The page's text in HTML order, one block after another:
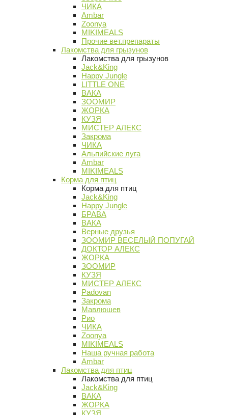
ЧИКА
Ambar
Zoonya
MIKIMEALS
Прочие вет.препараты
Лакомства для грызунов
Лакомства для грызунов
Jack&King
Happy Jungle
LITTLE ONE
ВАКА
ЗООМИР
ЖОРКА
КУЗЯ
МИСТЕР АЛЕКС
Закрома
ЧИКА
Альпийские луга
Ambar
MIKIMEALS
Корма для птиц
Корма для птиц
Jack&King
Happy Jungle
БРАВА
ВАКА
Верные друзья
ЗООМИР ВЕСЕЛЫЙ ПОПУГАЙ
ДОКТОР АЛЕКС
ЖОРКА
ЗООМИР
КУЗЯ
МИСТЕР АЛЕКС
Padovan
Закрома
Мавлюшев
Рио
ЧИКА
Zoonya
MIKIMEALS
Наша ручная работа
Ambar
Лакомства для птиц
Лакомства для птиц
Jack&King
ВАКА
ЖОРКА
КУЗЯ